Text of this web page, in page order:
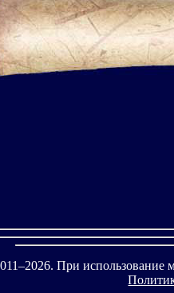
2026. При использование